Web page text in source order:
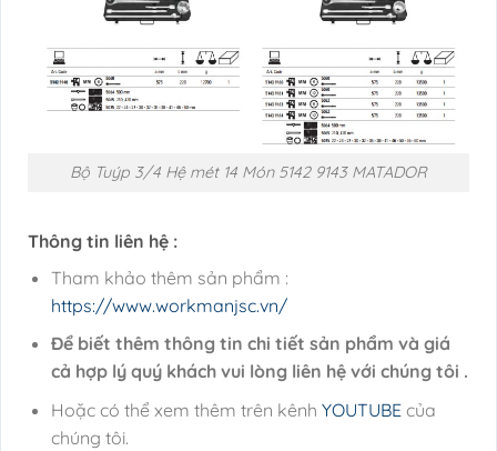
Bộ Tuýp 3/4 Hệ mét 14 Món 5142 9143 MATADOR
Thông tin liên hệ :
Tham khảo thêm sản phẩm :
https://www.workmanjsc.vn/
Để biết thêm thông tin chi tiết sản phẩm và giá
cả hợp lý quý khách vui lòng liên hệ với chúng tôi .
Hoặc có thể xem thêm trên kênh YOUTUBEcủa
chúng tôi.